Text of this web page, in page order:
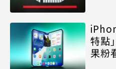
特點
果粉